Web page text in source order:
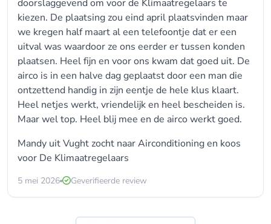
doorslaggevend om voor de Klimaatregelaars te
kiezen. De plaatsing zou eind april plaatsvinden maar
we kregen half maart al een telefoontje dat er een
uitval was waardoor ze ons eerder er tussen konden
plaatsen. Heel fijn en voor ons kwam dat goed uit. De
airco is in een halve dag geplaatst door een man die
ontzettend handig in zijn eentje de hele klus klaart.
Heel netjes werkt, vriendelijk en heel bescheiden is.
Maar wel top. Heel blij mee en de airco werkt goed.
Mandy uit Vught zocht naar Airconditioning en koos
voor De Klimaatregelaars
5 mei 2026 Geverifieerde review